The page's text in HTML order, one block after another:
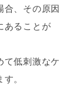
合、その原因
あることが
て低刺激なケ
。